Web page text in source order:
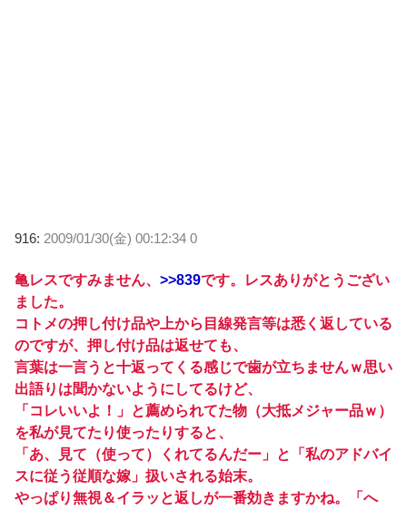
916: 2009/01/30(金) 00:12:34 0
亀レスですみません、 >>839です。レスありがとうござい
ました。
コトメの押し付け品や上から目線発言等は悉く返している
のですが、押し付け品は返せても、
言葉は一言うと十返ってくる感じで歯が立ちませんｗ思い
出語りは聞かないようにしてるけど、
「コレいいよ！」と薦められてた物（大抵メジャー品ｗ）
を私が見てたり使ったりすると、
「あ、見て（使って）くれてるんだー」と「私のアドバイ
スに従う従順な嫁」扱いされる始末。
やっぱり無視＆イラッと返しが一番効きますかね。「へ